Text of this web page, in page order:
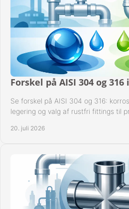
Forskel på AISI 304 og
Se forskel på AISI 304 og 316:
legering og valg af rustfri fittings til
20. juli 2026